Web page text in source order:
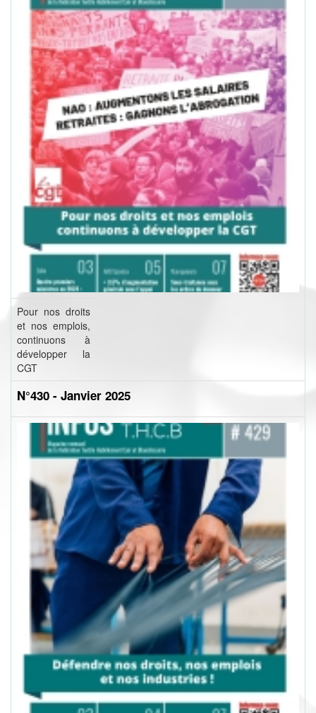
Pour nos droits
et nos emplois,
continuons à
développer la
CGT
N°430 - Janvier 2025